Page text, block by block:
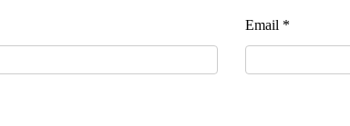
Email *